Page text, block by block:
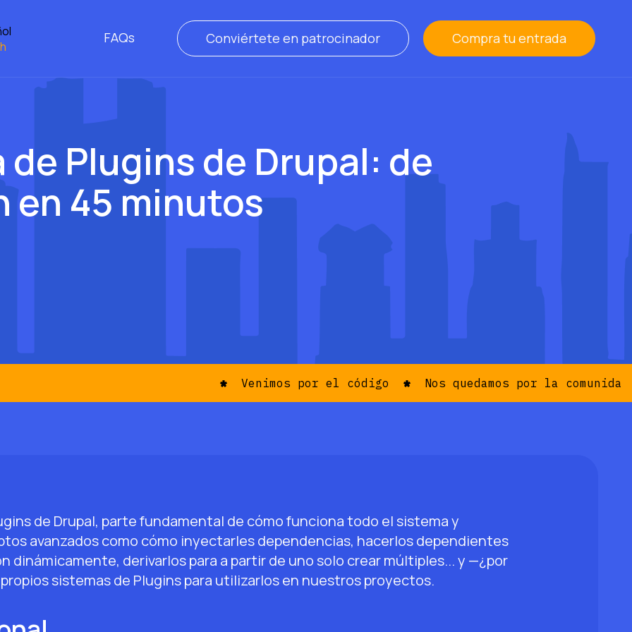
FAQs Conviértete en patrocinador Compra tu entrada
de Plugins de Drupal: de
en 45 minutos
Venimos por el código Nos quedamos por la comunidad
de Drupal, parte fundamental de cómo funciona todo el sistema y
avanzados como cómo inyectarles dependencias, hacerlos dependientes
derivarlos para a partir de uno solo crear múltiples... y —¿por
sistemas de Plugins para utilizarlos en nuestros proyectos.